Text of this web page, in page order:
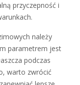
przyczepność i
należy
parametrem jest
podczas
warto zwrócić